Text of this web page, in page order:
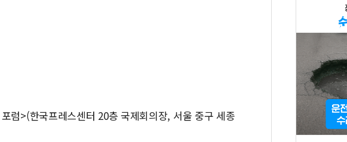
럼>(한국프레스센터 20층 국제회의장, 서울 중구 세종